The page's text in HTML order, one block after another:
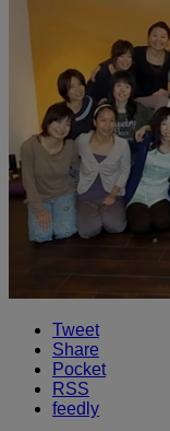
Tweet
Share
Pocket
RSS
feedly